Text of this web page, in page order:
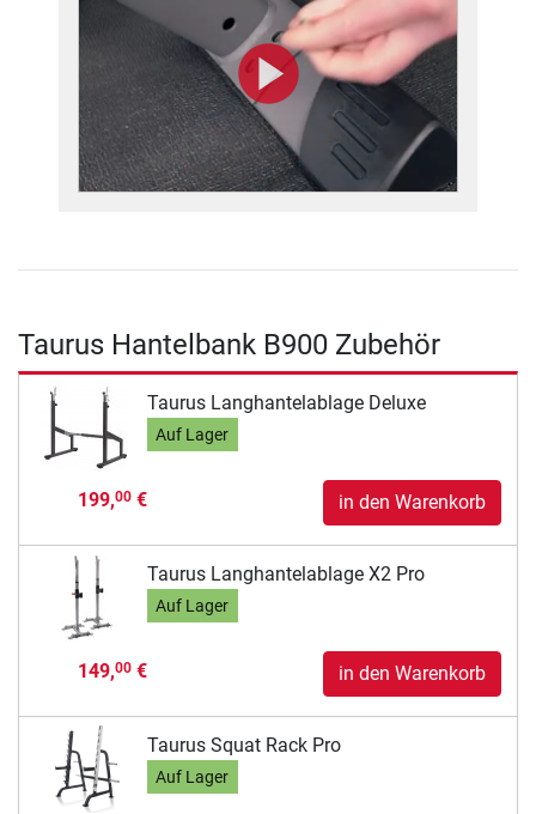
Taurus Hantelbank B900 Zubehör
Taurus Langhantelablage Deluxe
Auf Lager
199,00€ in den Warenkorb
Taurus Langhantelablage X2 Pro
Auf Lager
149,00€ in den Warenkorb
Taurus Squat Rack Pro
Auf Lager